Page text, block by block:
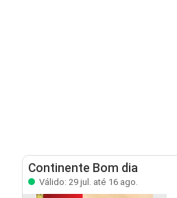
Continente Bom dia
Válido: 29 jul. até 16 ago.